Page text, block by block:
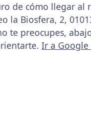
de cómo llegar al
la Biosfera, 2,
te preocupes,
Ir a Google